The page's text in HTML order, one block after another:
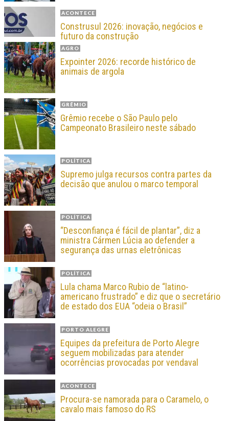
ACONTECE
Construsul 2026: inovação, negócios e
futuro da construção
AGRO
Expointer 2026: recorde histórico de
animais de argola
GRÊMIO
Grêmio recebe o São Paulo pelo
Campeonato Brasileiro neste sábado
POLÍTICA
Supremo julga recursos contra partes da
decisão que anulou o marco temporal
POLÍTICA
“Desconfiança é fácil de plantar”, diz a
ministra Cármen Lúcia ao defender a
segurança das urnas eletrônicas
POLÍTICA
Lula chama Marco Rubio de “latino-
americano frustrado” e diz que o secretário
de estado dos EUA “odeia o Brasil”
PORTO ALEGRE
Equipes da prefeitura de Porto Alegre
seguem mobilizadas para atender
ocorrências provocadas por vendaval
ACONTECE
Procura-se namorada para o Caramelo, o
cavalo mais famoso do RS